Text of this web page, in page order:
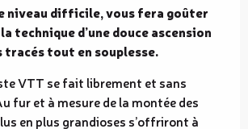
niveau difficile, vous fera goûter
technique d’une douce ascension
tracés tout en souplesse.
VTT se fait librement et sans
fur et à mesure de la montée des
en plus grandioses s’offriront à